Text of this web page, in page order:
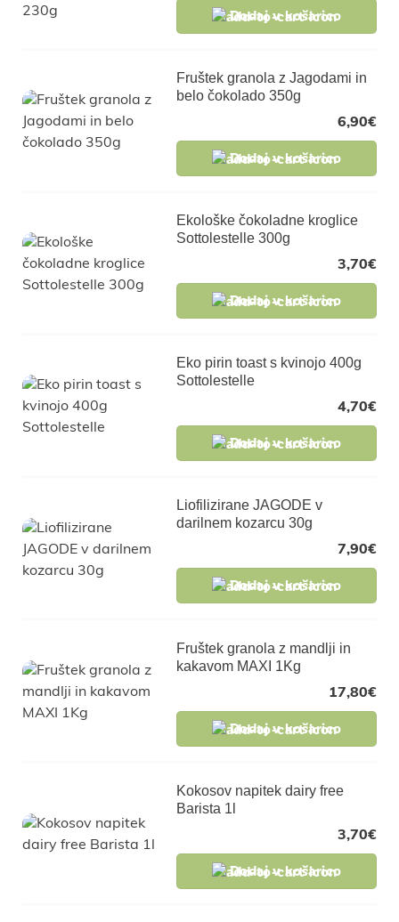
Dodaj v košarico
Fruštek granola z Jagodami in
belo čokolado 350g
6,90€
Dodaj v košarico
Ekološke čokoladne kroglice
Sottolestelle 300g
3,70€
Dodaj v košarico
Eko pirin toast s kvinojo 400g
Sottolestelle
4,70€
Dodaj v košarico
Liofilizirane JAGODE v
darilnem kozarcu 30g
7,90€
Dodaj v košarico
Fruštek granola z mandlji in
kakavom MAXI 1Kg
17,80€
Dodaj v košarico
Kokosov napitek dairy free
Barista 1l
3,70€
Dodaj v košarico